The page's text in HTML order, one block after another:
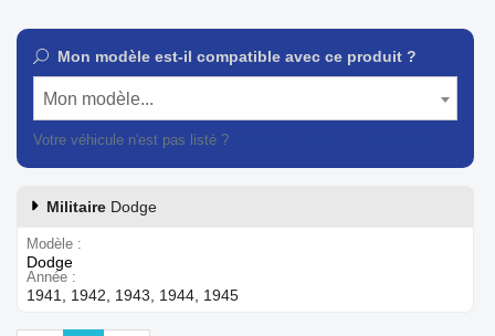
Mon modèle est-il compatible avec ce produit ?
Mon modèle...
Votre véhicule n'est pas listé ?
Militaire Dodge
Modèle
Dodge
Année
1941, 1942, 1943, 1944, 1945